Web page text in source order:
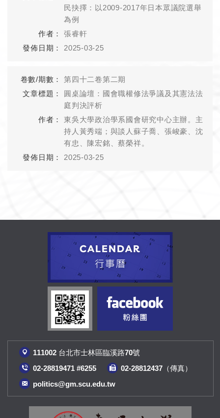
民抉擇：以2009-2017年日本眾議院選舉
為例
張睿軒
2025-03-25
第四十二卷第二期
圓桌論壇：國會職權修法爭議及其憲法法
庭判決評析
東吳大學政治學系國會研究中心主辦。主
持人黃秀端；與談人蘇子喬、張峻豪、沈
有忠、陳宏銘、蔡榮祥。
2025-03-25
111002 台北市士林區臨溪路70號
02-28819471 #6255
02-28812437（傳真）
politics@gm.scu.edu.tw